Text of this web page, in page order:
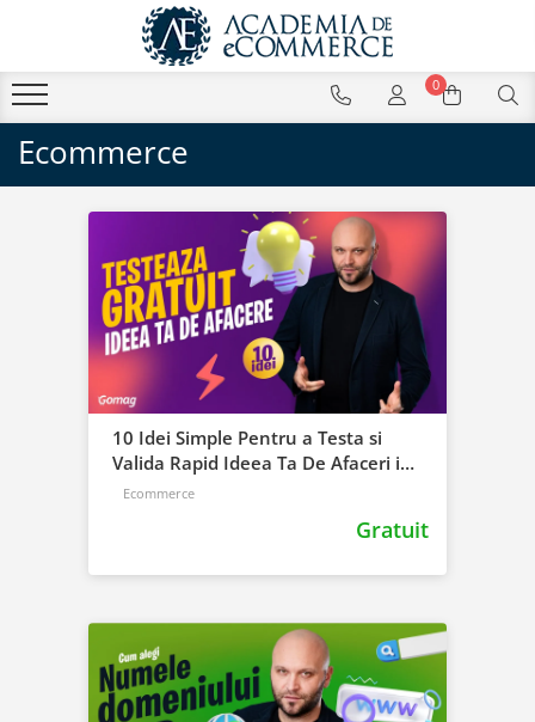
0
Ecommerce
10 Idei Simple Pentru a Testa si
Valida Rapid Ideea Ta De Afaceri in
mod Gratuit
Ecommerce
Gratuit